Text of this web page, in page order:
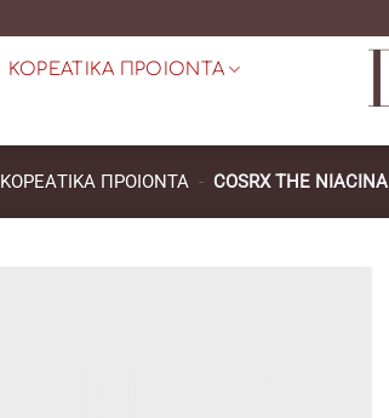
ΚΟΡΕΑΤΙΚΑ ΠΡΟΙΟΝΤΑ
ΚΟΡΕΑΤΙΚΑ ΠΡΟΙΟΝΤΑ - COSRX THE